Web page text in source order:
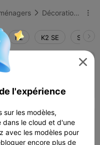
 Décorations et ornements pour la maison 
K2 K2 SE
3 parois, 15 % de
4.0
2 parois, 10 % de
1 plates  28.82g

l'expérience
sur les modèles,
le cloud et d'une
avec les modèles pour
encore plus de